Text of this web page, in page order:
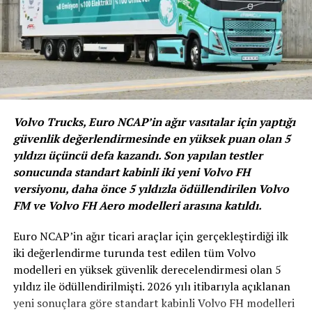
diğer SUV modeli T-Cross ise 1.0 lt TSI 110 PS 6 ileri
manuel ve 7 ileri DSG motor seçeneği, 2 farklı donanım
paketi ile 448.300 TL’den başlayan tavsiye edilen
anahtar teslim liste fiyatlarıyla müşterilerin beğenisine
sunuluyor.
Volvo Trucks, Euro NCAP’in ağır vasıtalar için yaptığı
güvenlik değerlendirmesinde en yüksek puan olan 5
yıldızı üçüncü defa kazandı. Son yapılan testler
sonucunda standart kabinli iki yeni Volvo FH
versiyonu, daha önce 5 yıldızla ödüllendirilen Volvo
FM ve Volvo FH Aero modelleri arasına katıldı.
Euro NCAP’in ağır ticari araçlar için gerçekleştirdiği ilk
iki değerlendirme turunda test edilen tüm Volvo
modelleri en yüksek güvenlik derecelendirmesi olan 5
yıldız ile ödüllendirilmişti. 2026 yılı itibarıyla açıklanan
yeni sonuçlara göre standart kabinli Volvo FH modelleri